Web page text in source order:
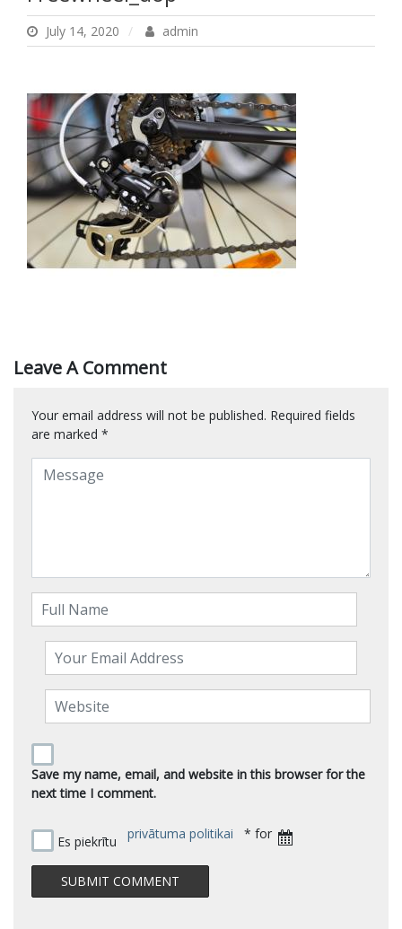
July 14, 2020 admin
Leave A Comment
Your email address will not be published. Required fields
are marked *
Save my name, email, and website in this browser for the
next time I comment.
Es piekrītu privātuma politikai * for